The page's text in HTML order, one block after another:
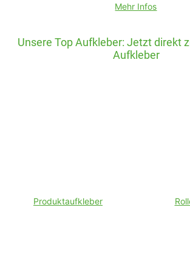
Mehr Infos
Unsere Top Aufkleber: Jetzt direkt
Aufkleber
Produktaufkleber